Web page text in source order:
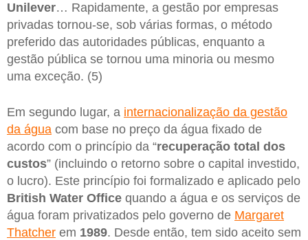
Unilever… Rapidamente, a gestão por empresas
privadas tornou-se, sob várias formas, o método
preferido das autoridades públicas, enquanto a
gestão pública se tornou uma minoria ou mesmo
uma exceção. (5)
Em segundo lugar, a internacionalização da gestão
da água com base no preço da água fixado de
acordo com o princípio da “recuperação total dos
custos” (incluindo o retorno sobre o capital investido,
o lucro). Este princípio foi formalizado e aplicado pelo
British Water Office quando a água e os serviços de
água foram privatizados pelo governo de Margaret
Thatcher em 1989. Desde então, tem sido aceito sem